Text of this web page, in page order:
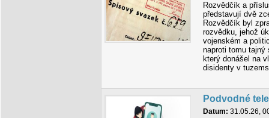
Rozvědčík a
představují dvě
Rozvědčík byl
rozvědku, jehož
vojenském a
naproti tomu tajný
který donášel na
disidenty v
Podvodné
Datum: 31.05.26,